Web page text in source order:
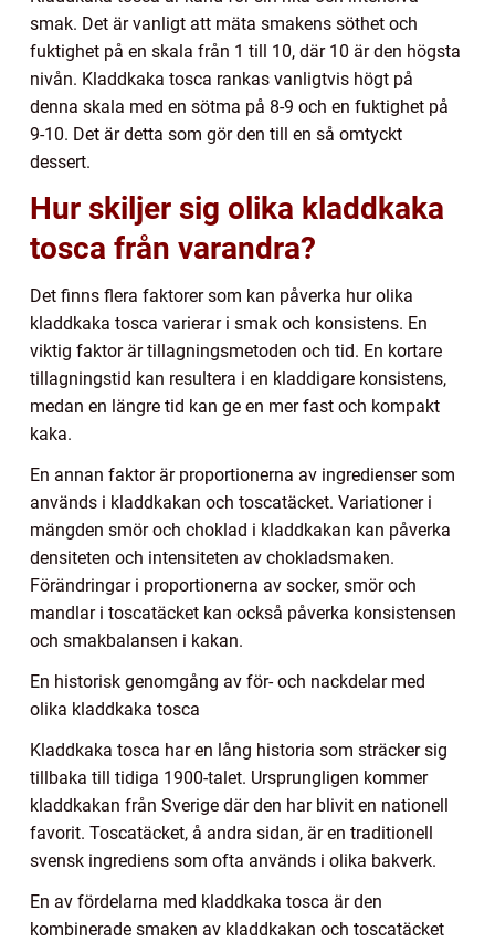
smak. Det är vanligt att mäta smakens söthet och
fuktighet på en skala från 1 till 10, där 10 är den högsta
nivån. Kladdkaka tosca rankas vanligtvis högt på
denna skala med en sötma på 8-9 och en fuktighet på
9-10. Det är detta som gör den till en så omtyckt
dessert.
Hur skiljer sig olika kladdkaka
tosca från varandra?
Det finns flera faktorer som kan påverka hur olika
kladdkaka tosca varierar i smak och konsistens. En
viktig faktor är tillagningsmetoden och tid. En kortare
tillagningstid kan resultera i en kladdigare konsistens,
medan en längre tid kan ge en mer fast och kompakt
kaka.
En annan faktor är proportionerna av ingredienser som
används i kladdkakan och toscatäcket. Variationer i
mängden smör och choklad i kladdkakan kan påverka
densiteten och intensiteten av chokladsmaken.
Förändringar i proportionerna av socker, smör och
mandlar i toscatäcket kan också påverka konsistensen
och smakbalansen i kakan.
En historisk genomgång av för- och nackdelar med
olika kladdkaka tosca
Kladdkaka tosca har en lång historia som sträcker sig
tillbaka till tidiga 1900-talet. Ursprungligen kommer
kladdkakan från Sverige där den har blivit en nationell
favorit. Toscatäcket, å andra sidan, är en traditionell
svensk ingrediens som ofta används i olika bakverk.
En av fördelarna med kladdkaka tosca är den
kombinerade smaken av kladdkakan och toscatäcket